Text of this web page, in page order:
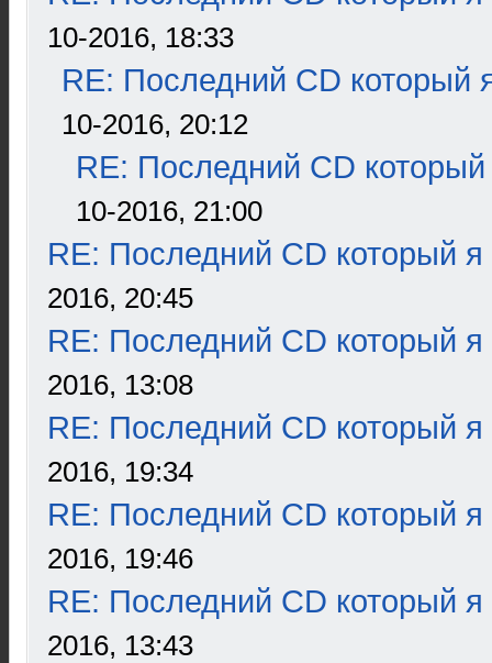
10-2016, 18:33
RE: Последний CD который
10-2016, 20:12
RE: Последний CD который
10-2016, 21:00
RE: Последний CD который я
2016, 20:45
RE: Последний CD который я
2016, 13:08
RE: Последний CD который я
2016, 19:34
RE: Последний CD который я
2016, 19:46
RE: Последний CD который я
2016, 13:43